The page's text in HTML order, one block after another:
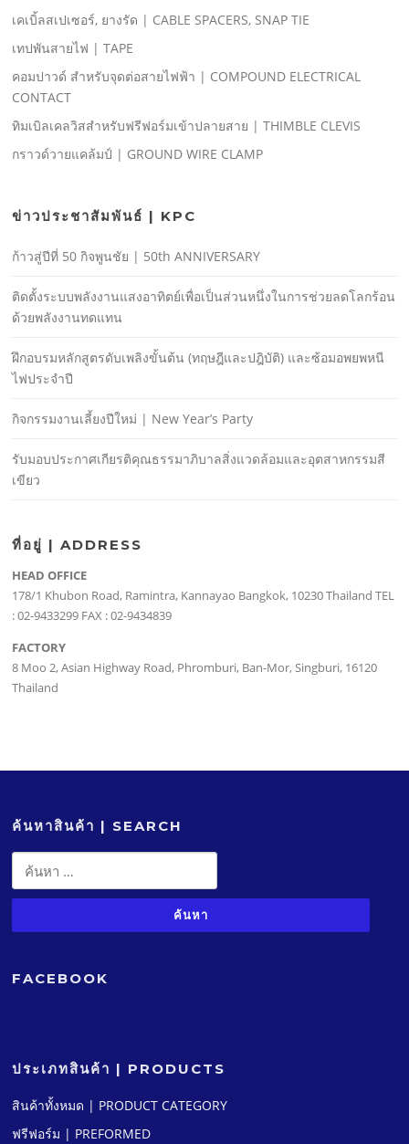
เคเบิ้ลสเปเซอร์, ยางรัด | CABLE SPACERS, SNAP TIE
เทปพันสายไฟ | TAPE
คอมปาวด์ สําหรับจุดต่อสายไฟฟ้า | COMPOUND ELECTRICAL
CONTACT
ทิมเบิลเคลวิสสําหรับฟรีฟอร์มเข้าปลายสาย | THIMBLE CLEVIS
กราวด์วายแคล้มป์ | GROUND WIRE CLAMP
ข่าวประชาสัมพันธ์ | KPC
ก้าวสู่ปีที่ 50 กิจพูนชัย | 50th ANNIVERSARY
ติดตั้งระบบพลังงานแสงอาทิตย์เพื่อเป็นส่วนหนึ่งในการช่วยลดโลกร้อน
ด้วยพลังงานทดแทน
ฝึกอบรมหลักสูตรดับเพลิงขั้นต้น (ทฤษฎีและปฎิบัติ) และซ้อมอพยพหนี
ไฟประจําปี
กิจกรรมงานเลี้ยงปีใหม่ | New Year’s Party
รับมอบประกาศเกียรติคุณธรรมาภิบาลสิ่งแวดล้อมและอุตสาหกรรมสี
เขียว
ที่อยู่ | ADDRESS
HEAD OFFICE
178/1 Khubon Road, Ramintra, Kannayao Bangkok, 10230 Thailand TEL
: 02-9433299 FAX : 02-9434839
FACTORY
8 Moo 2, Asian Highway Road, Phromburi, Ban-Mor, Singburi, 16120
Thailand
ค้นหาสินค้า | SEARCH
ค้นหา
สำหรับ:
FACEBOOK
ประเภทสินค้า | PRODUCTS
สินค้าทั้งหมด | PRODUCT CATEGORY
ฟรีฟอร์ม | PREFORMED